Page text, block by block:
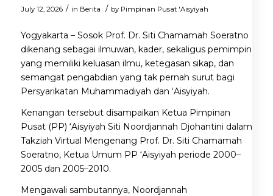
July 12, 2026 / in Berita / by Pimpinan Pusat 'Aisyiyah
Yogyakarta – Sosok Prof. Dr. Siti Chamamah Soeratno
dikenang sebagai ilmuwan, kader, sekaligus pemimpin
yang memiliki keluasan ilmu, ketegasan sikap, dan
semangat pengabdian yang tak pernah surut bagi
Persyarikatan Muhammadiyah dan ‘Aisyiyah.
Kenangan tersebut disampaikan Ketua Pimpinan
Pusat (PP) ‘Aisyiyah Siti Noordjannah Djohantini dalam
Takziah Virtual Mengenang Prof. Dr. Siti Chamamah
Soeratno, Ketua Umum PP ‘Aisyiyah periode 2000–
2005 dan 2005–2010.
Mengawali sambutannya, Noordjannah